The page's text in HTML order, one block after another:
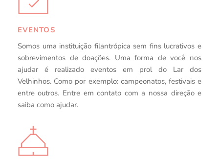
EVENTOS
Somos uma instituição filantrópica sem fins lucrativos e
sobrevimentos de doações. Uma forma de você nos
ajudar é realizado eventos em prol do Lar dos
Velhinhos. Como por exemplo: campeonatos, festivais e
entre outros. Entre em contato com a nossa direção e
saiba como ajudar.